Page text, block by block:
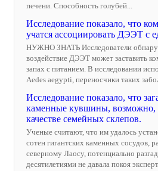
печени. Способность голубей...
Исследование показало, что
учатся ассоциировать ДЭЭТ с
НУЖНО ЗНАТЬ Исследователи
воздействие ДЭЭТ может заставить
запах с питанием. В исследовании
Aedes aegypti, переносчики таких
Исследование показало, что
каменные кувшины, возможно,
качестве семейных склепов.
Ученые считают, что им удалось
сотен гигантских каменных сосудов,
северному Лаосу, потенциально
десятилетиями не давала покоя